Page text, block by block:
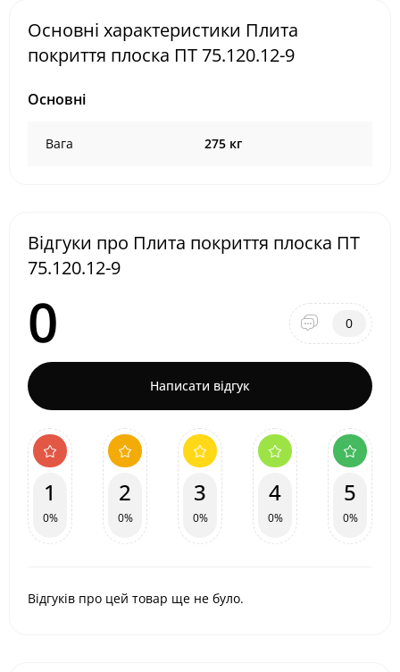
Основні характеристики Плита
покриття плоска ПТ 75.120.12-9
Основні
Вага 275 кг
Відгуки про Плита покриття плоска ПТ
75.120.12-9
0 0
Написати відгук
1
0%
2
0%
3
0%
4
0%
5
0%
Відгуків про цей товар ще не було.